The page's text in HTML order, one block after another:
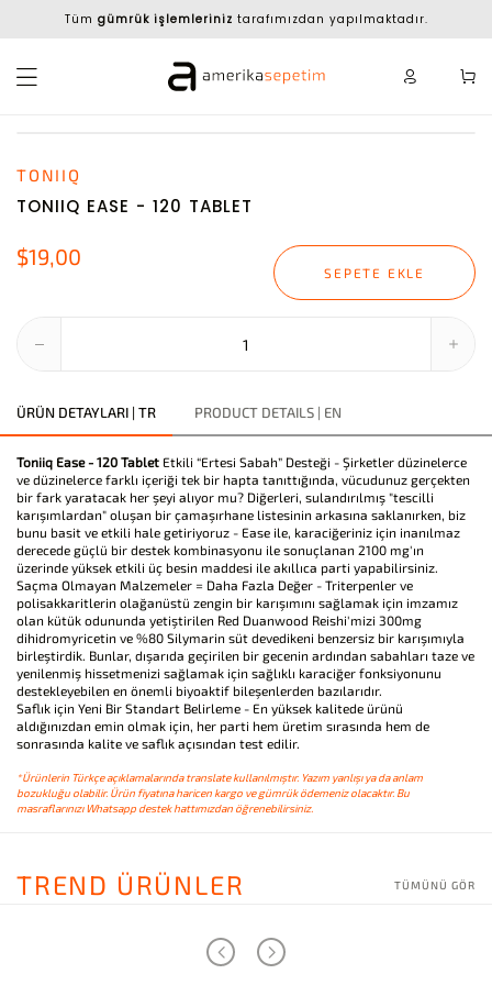
Tüm gümrük işlemleriniz tarafımızdan yapılmaktadır.
TONIIQ
TONIIQ EASE - 120 TABLET
$19,00
SEPETE EKLE
ÜRÜN DETAYLARI | TR PRODUCT DETAILS | EN
Toniiq Ease - 120 Tablet Etkili “Ertesi Sabah” Desteği - Şirketler düzinelerce
ve düzinelerce farklı içeriği tek bir hapta tanıttığında, vücudunuz gerçekten
bir fark yaratacak her şeyi alıyor mu? Diğerleri, sulandırılmış "tescilli
karışımlardan" oluşan bir çamaşırhane listesinin arkasına saklanırken, biz
bunu basit ve etkili hale getiriyoruz - Ease ile, karaciğeriniz için inanılmaz
derecede güçlü bir destek kombinasyonu ile sonuçlanan 2100 mg'ın
üzerinde yüksek etkili üç besin maddesi ile akıllıca parti yapabilirsiniz.
Saçma Olmayan Malzemeler = Daha Fazla Değer - Triterpenler ve
polisakkaritlerin olağanüstü zengin bir karışımını sağlamak için imzamız
olan kütük odununda yetiştirilen Red Duanwood Reishi'mizi 300mg
dihidromyricetin ve %80 Silymarin süt devedikeni benzersiz bir karışımıyla
birleştirdik. Bunlar, dışarıda geçirilen bir gecenin ardından sabahları taze ve
yenilenmiş hissetmenizi sağlamak için sağlıklı karaciğer fonksiyonunu
destekleyebilen en önemli biyoaktif bileşenlerden bazılarıdır.
Saflık için Yeni Bir Standart Belirleme - En yüksek kalitede ürünü
aldığınızdan emin olmak için, her parti hem üretim sırasında hem de
sonrasında kalite ve saflık açısından test edilir.
*Ürünlerin Türkçe açıklamalarında translate kullanılmıştır. Yazım yanlışı ya da anlam
bozukluğu olabilir. Ürün fiyatına haricen kargo ve gümrük ödemeniz olacaktır. Bu
masraflarınızı Whatsapp destek hattımızdan öğrenebilirsiniz.
TREND ÜRÜNLER TÜMÜNÜ GÖR